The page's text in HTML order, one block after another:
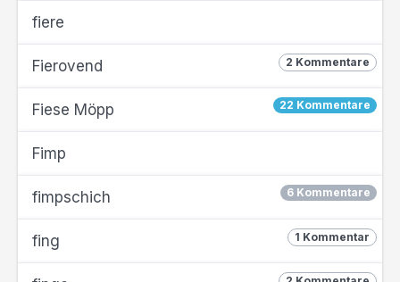
fiere
2 Kommentare
Fierovend
22 Kommentare
Fiese Möpp
Fimp
6 Kommentare
fimpschich
1 Kommentar
fing